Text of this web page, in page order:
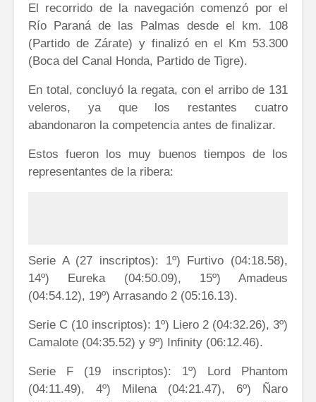
El recorrido de la navegación comenzó por el
Río Paraná de las Palmas desde el km. 108
(Partido de Zárate) y finalizó en el Km 53.300
(Boca del Canal Honda, Partido de Tigre).
En total, concluyó la regata, con el arribo de 131
veleros, ya que los restantes cuatro
abandonaron la competencia antes de finalizar.
Estos fueron los muy buenos tiempos de los
representantes de la ribera:
Serie A (27 inscriptos): 1º) Furtivo (04:18.58),
14º) Eureka (04:50.09), 15º) Amadeus
(04:54.12), 19º) Arrasando 2 (05:16.13).
Serie C (10 inscriptos): 1º) Liero 2 (04:32.26), 3º)
Camalote (04:35.52) y 9º) Infinity (06:12.46).
Serie F (19 inscriptos): 1º) Lord Phantom
(04:11.49), 4º) Milena (04:21.47), 6º) Ñaro